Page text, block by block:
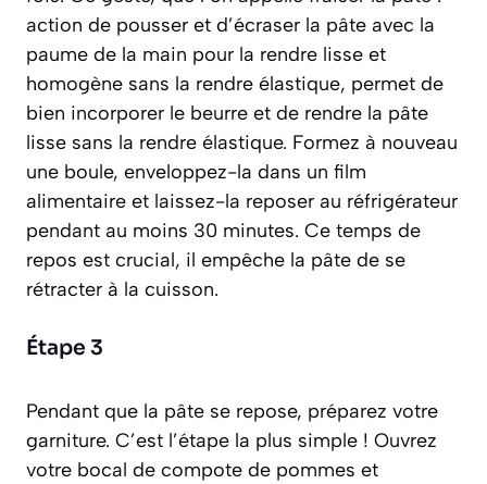
action de pousser et d’écraser la pâte avec la
paume de la main pour la rendre lisse et
homogène sans la rendre élastique, permet de
bien incorporer le beurre et de rendre la pâte
lisse sans la rendre élastique. Formez à nouveau
une boule, enveloppez-la dans un film
alimentaire et laissez-la reposer au réfrigérateur
pendant au moins 30 minutes. Ce temps de
repos est crucial, il empêche la pâte de se
rétracter à la cuisson.
Étape 3
Pendant que la pâte se repose, préparez votre
garniture. C’est l’étape la plus simple ! Ouvrez
votre bocal de compote de pommes et